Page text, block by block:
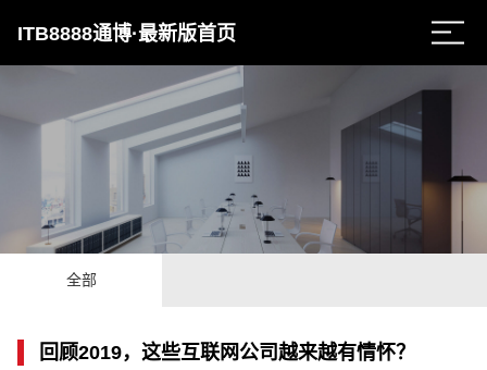
ITB8888通博·最新版首页
全部
回顾2019，这些互联网公司越来越有情怀？